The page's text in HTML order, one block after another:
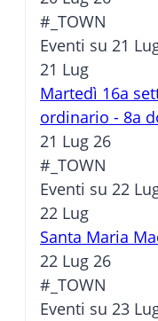
#_TOWN
Eventi su 21
21 Lug
Martedì 16a
ordinario - 8a
21 Lug 26
#_TOWN
Eventi su 22
22 Lug
Santa Maria
22 Lug 26
#_TOWN
Eventi su 23